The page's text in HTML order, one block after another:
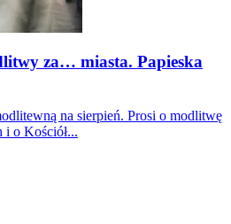
za… miasta. Papieska
na sierpień. Prosi o modlitwę
i o Kościół...